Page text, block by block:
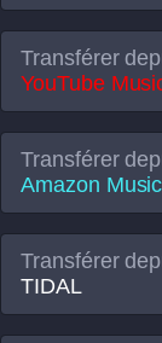
Transférer
YouTube
Transférer
Amazon Music
Transférer
TIDAL